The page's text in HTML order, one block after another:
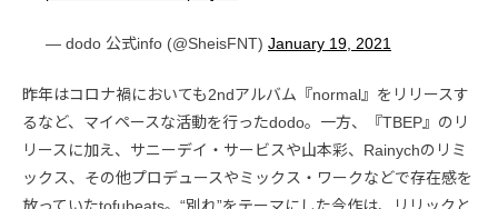
— dodo 公式info (@SheisFNT) January 19, 2021
昨年はコロナ禍においても2ndアルバム『normal』をリリースす
るなど、マイペースな活動を行ったdodo。一方、『TBEP』のリ
リースに加え、サニーデイ・サービスや山本彩、Rainychのリミ
ックス、その他プロデュースやミックス・ワークなどで存在感を